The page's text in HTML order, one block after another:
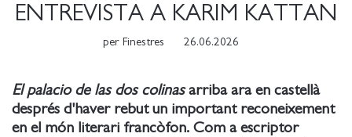
ENTREVISTA A KARIM KATTAN
per Finestres 26.06.2026
El palacio de las dos colinasarriba ara en castellà
després d'haver rebut un important reconeixement
en el món literari francòfon. Com a escriptor